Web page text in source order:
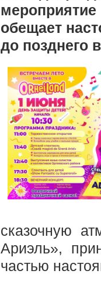
мероприятие
обещает
до позднего
сказочную
Ариэль»,
частью